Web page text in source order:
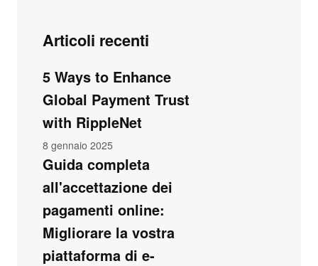
Articoli recenti
5 Ways to Enhance
Global Payment Trust
with RippleNet
8 gennaio 2025
Guida completa
all'accettazione dei
pagamenti online:
Migliorare la vostra
piattaforma di e-